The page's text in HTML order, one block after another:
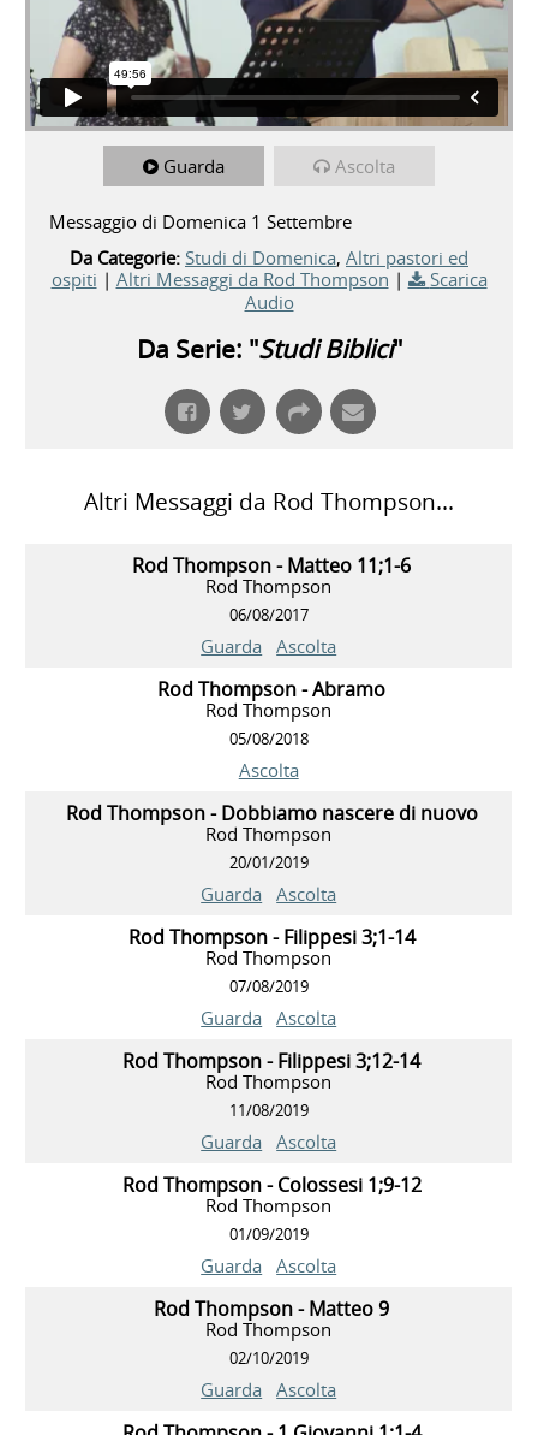
Guarda Ascolta
Messaggio di Domenica 1 Settembre
Da Categorie: Studi di Domenica, Altri pastori ed
ospiti | Altri Messaggi da Rod Thompson |
Scarica
Audio
Da Serie: "Studi Biblici"
Altri Messaggi da Rod Thompson...
Rod Thompson - Matteo 11;1-6
Rod Thompson
06/08/2017
Guarda Ascolta
Rod Thompson - Abramo
Rod Thompson
05/08/2018
Ascolta
Rod Thompson - Dobbiamo nascere di nuovo
Rod Thompson
20/01/2019
Guarda Ascolta
Rod Thompson - Filippesi 3;1-14
Rod Thompson
07/08/2019
Guarda Ascolta
Rod Thompson - Filippesi 3;12-14
Rod Thompson
11/08/2019
Guarda Ascolta
Rod Thompson - Colossesi 1;9-12
Rod Thompson
01/09/2019
Guarda Ascolta
Rod Thompson - Matteo 9
Rod Thompson
02/10/2019
Guarda Ascolta